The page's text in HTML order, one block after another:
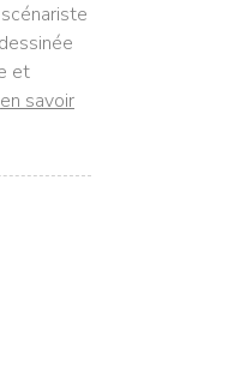
et
en savoir